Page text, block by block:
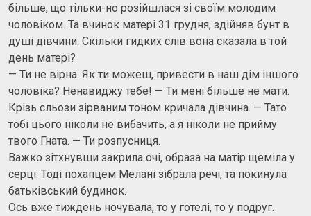
більше, що тільки-но розійшлася зі своїм молодим
чоловіком. Та вчинок матері 31 грудня, здійняв бунт в
душі дівчини. Скільки гидких слів вона сказала в той
день матері?
— Ти не вірна. Як ти можеш, привести в наш дім іншого
чоловіка? Ненавиджу тебе! — Ти мені більше не мати.
Крізь сльози зірваним тоном кричала дівчина. — Тато
тобі цього ніколи не вибачить, а я ніколи не прийму
твого Гната. — Ти розпусниця.
Важко зітхнувши закрила очі, образа на матір щеміла у
серці. Тоді похапцем Мелані зібрала речі, та покинула
батьківський будинок.
Ось вже тиждень ночувала, то у готелі, то у подруг.